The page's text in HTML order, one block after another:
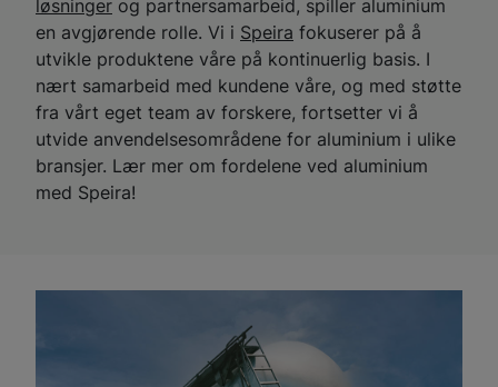
løsninger og partnersamarbeid, spiller aluminium
en avgjørende rolle. Vi i Speira fokuserer på å
utvikle produktene våre på kontinuerlig basis. I
nært samarbeid med kundene våre, og med støtte
fra vårt eget team av forskere, fortsetter vi å
utvide anvendelsesområdene for aluminium i ulike
bransjer. Lær mer om fordelene ved aluminium
med Speira!